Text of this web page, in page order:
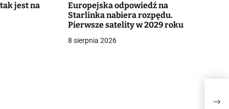
jest na
Europejska odpowiedź na
Starlinka nabiera rozpędu.
Pierwsze satelity w 2029 roku
8 sierpnia 2026